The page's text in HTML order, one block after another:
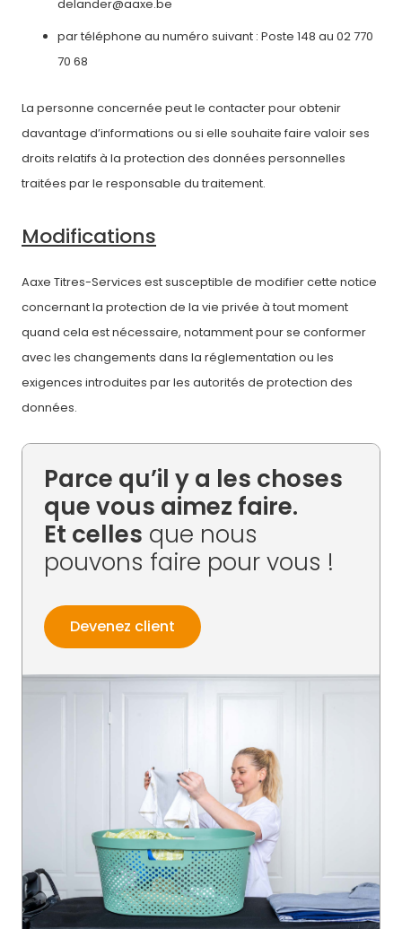
delander@aaxe.be
par téléphone au numéro suivant : Poste 148 au 02 770
70 68
La personne concernée peut le contacter pour obtenir
davantage d’informations ou si elle souhaite faire valoir ses
droits relatifs à la protection des données personnelles
traitées par le responsable du traitement.
Modifications
Aaxe Titres-Services est susceptible de modifier cette notice
concernant la protection de la vie privée à tout moment
quand cela est nécessaire, notamment pour se conformer
avec les changements dans la réglementation ou les
exigences introduites par les autorités de protection des
données.
Parce qu’il y a les choses
que vous aimez faire.
Et celles que nous
pouvons faire pour vous !
Devenez client